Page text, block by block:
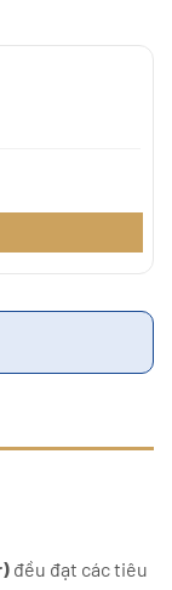
đều đạt các tiêu